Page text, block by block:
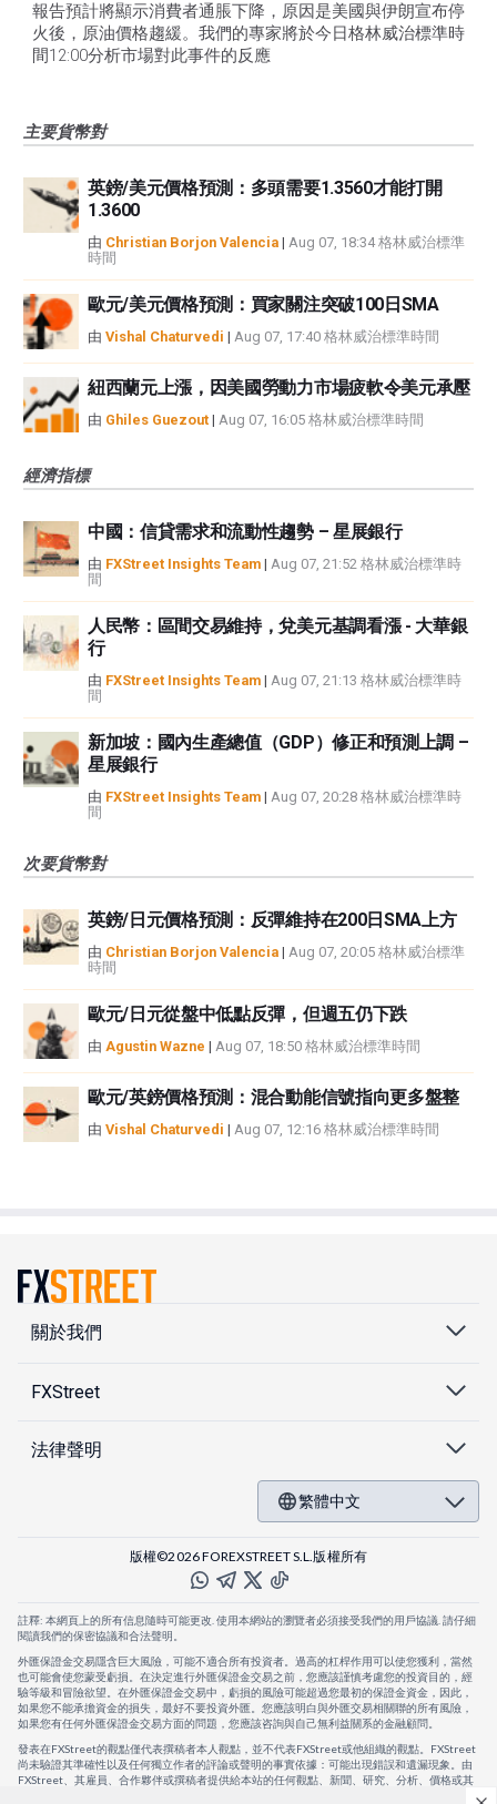
報告預計將顯示消費者通脹下降，原因是美國與伊朗宣布停
火後，原油價格趨緩。我們的專家將於今日格林威治標準時
間12:00分析市場對此事件的反應
主要貨幣對
英鎊/美元價格預測：多頭需要1.3560才能打開
1.3600
由 Christian Borjon Valencia | Aug 07, 18:34 格林威治標準
時間
歐元/美元價格預測：買家關注突破100日SMA
由 Vishal Chaturvedi | Aug 07, 17:40 格林威治標準時間
紐西蘭元上漲，因美國勞動力市場疲軟令美元承壓
由 Ghiles Guezout | Aug 07, 16:05 格林威治標準時間
經濟指標
中國：信貸需求和流動性趨勢 – 星展銀行
由 FXStreet Insights Team | Aug 07, 21:52 格林威治標準時
間
人民幣：區間交易維持，兌美元基調看漲 - 大華銀
行
由 FXStreet Insights Team | Aug 07, 21:13 格林威治標準時
間
新加坡：國內生產總值（GDP）修正和預測上調 –
星展銀行
由 FXStreet Insights Team | Aug 07, 20:28 格林威治標準時
間
次要貨幣對
英鎊/日元價格預測：反彈維持在200日SMA上方
由 Christian Borjon Valencia | Aug 07, 20:05 格林威治標準
時間
歐元/日元從盤中低點反彈，但週五仍下跌
由 Agustin Wazne | Aug 07, 18:50 格林威治標準時間
歐元/英鎊價格預測：混合動能信號指向更多盤整
由 Vishal Chaturvedi | Aug 07, 12:16 格林威治標準時間
關於我們
FXStreet
法律聲明
繁體中文
版權©2026 FOREXSTREET S.L.版權所有
註釋: 本網頁上的所有信息隨時可能更改. 使用本網站的瀏覽者必須接受我們的用戶協議. 請仔細
閱讀我們的保密協議和合法聲明。
外匯保證金交易隱含巨大風險，可能不適合所有投資者。過高的杠桿作用可以使您獲利，當然
也可能會使您蒙受虧損。在決定進行外匯保證金交易之前，您應該謹慎考慮您的投資目的，經
驗等級和冒險欲望。在外匯保證金交易中，虧損的風險可能超過您最初的保證金資金，因此，
如果您不能承擔資金的損失，最好不要投資外匯。您應該明白與外匯交易相關聯的所有風險，
如果您有任何外匯保證金交易方面的問題，您應該咨詢與自己無利益關系的金融顧問。
發表在FXStreet的觀點僅代表撰稿者本人觀點，並不代表FXStreet或他組織的觀點。FXStreet
尚未驗證其準確性以及任何獨立作者的評論或聲明的事實依據：可能出現錯誤和遺漏現象。由
FXStreet、其雇員、合作夥伴或撰稿者提供給本站的任何觀點、新聞、研究、分析、價格或其